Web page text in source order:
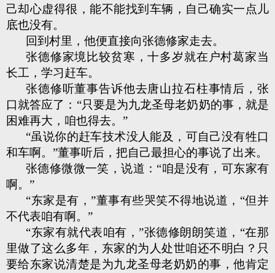
己却心虚得很，能不能找到车辆，自己确实一点儿
底也没有。
回到村里，他便直接向张德修家走去。
张德修家境比较贫寒，十多岁就在户村葛家当
长工，学习赶车。
张德修听董事告诉他去唐山拉石柱事情后，张
口就答应了：“只要是为九龙圣母老奶奶的事，就是
困难再大，咱也得去。”
“虽说你的赶车技术没人能及，可自己没有牲口
和车啊。”董事听后，把自己最担心的事说了出来。
张德修微微一笑，说道：“咱是没有，可东家有
啊。”
“东家是有，”董事有些哭笑不得地说道，“但并
不代表咱有啊。”
“东家有就代表咱有，”张德修朗朗笑道，“在那
里做了这么多年，东家的为人处世咱还不明白？只
要给东家说清楚是为九龙圣母老奶奶的事，他肯定